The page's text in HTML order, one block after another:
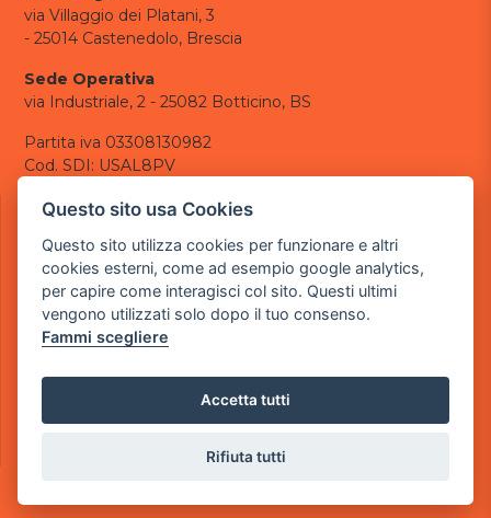
via Villaggio dei Platani, 3
- 25014 Castenedolo, Brescia
Sede Operativa
via Industriale, 2 - 25082 Botticino, BS
Partita iva 03308130982
Cod. SDI: USAL8PV
CONTATTI
tel.: +39 030 376 2377
tel.: +39 030 336 6259
pec:powergamesrl@legalmail.it
LINK UTILI
Informazioni generali
Questo sito usa Cookies
Questo sito utilizza cookies per funzionare e altri
cookies esterni, come ad esempio google analytics,
per capire come interagisci col sito. Questi ultimi
vengono utilizzati solo dopo il tuo consenso.
Fammi scegliere
Accetta tutti
Rifiuta tutti